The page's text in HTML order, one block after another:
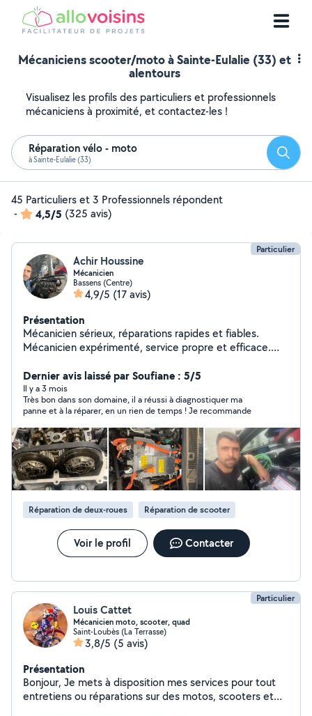
Mécaniciens scooter/moto à Sainte-Eulalie (33) et
alentours
Visualisez les profils des particuliers et professionnels
mécaniciens à proximité, et contactez-les !
Réparation vélo - moto
à Sainte-Eulalie (33)
45 Particuliers et 3 Professionnels répondent
-
4,5/5 (325 avis)
Particulier
Achir Houssine
Mécanicien
Bassens (Centre)
4,9/5 (17 avis)
Présentation
Mécanicien sérieux, réparations rapides et fiables.
Mécanicien expérimenté, service propre et efficace.
pro, entretien et dépannage.
Dernier avis laissé par Soufiane : 5/5
Il y a 3 mois
Très bon dans son domaine, il a réussi à diagnostiquer ma
panne et à la réparer, en un rien de temps ! Je recommande
Réparation de deux-roues Réparation de scooter
Voir le profil Contacter
Particulier
Louis Cattet
Mécanicien moto, scooter, quad
Saint-Loubès (La Terrasse)
3,8/5 (5 avis)
Présentation
Bonjour, Je mets à disposition mes services pour tout
entretiens ou réparations sur des motos, scooters et